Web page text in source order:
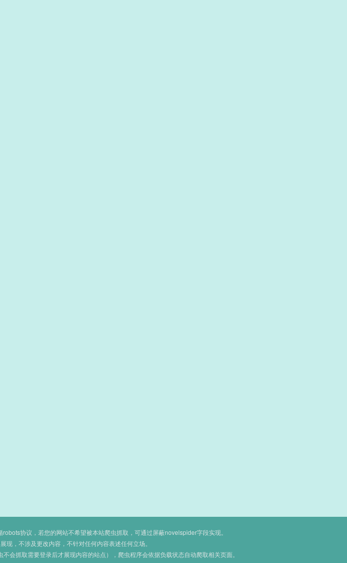
协议，若您的网站不希望被本站爬虫抓取，可通过屏蔽novelspider字段实现。
，不涉及更改内容，不针对任何内容表述任何立场。
会抓取需要登录后才展现内容的站点），爬虫程序会依据负载状态自动爬取相关页面。